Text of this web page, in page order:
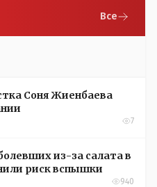
Все
Соня Жиенбаева
7
из-за салата в
риск вспышки
940